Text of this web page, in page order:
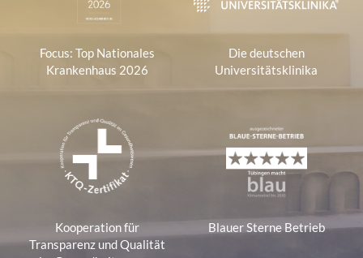
Focus: Top Nationales
Krankenhaus 2026
Die deutschen
Universitätsklinika
Kooperation für
Transparenz und Qualität
Blauer Sterne Betrieb